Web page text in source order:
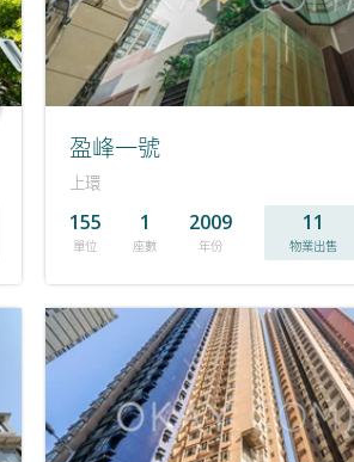
盈峰一號
上環
155
單位
1
座數
2009
年份
11
物業出售